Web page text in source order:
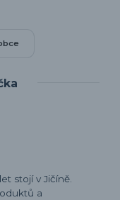
stojí v Jičíně.
a